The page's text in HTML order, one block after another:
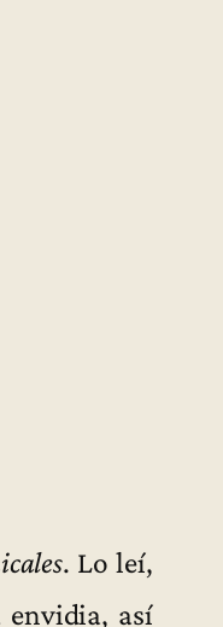
. Lo leí,
así